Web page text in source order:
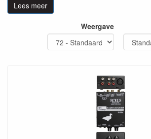
Voor verdere toelichting bent u uitgenodigd om
nemen met onze specialisten.
Lees meer
Weergave